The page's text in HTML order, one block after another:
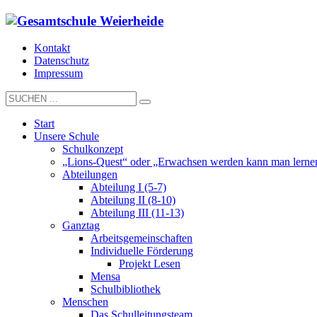
Kontakt
Datenschutz
Impressum
Start
Unsere Schule
Schulkonzept
„Lions-Quest“ oder „Erwachsen werden kann man
Abteilungen
Abteilung I (5-7)
Abteilung II (8-10)
Abteilung III (11-13)
Ganztag
Arbeitsgemeinschaften
Individuelle Förderung
Projekt Lesen
Mensa
Schulbibliothek
Menschen